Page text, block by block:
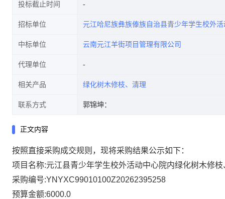
投标截止时间
招标单位 元江哈尼族彝族傣族自治县青少年学生校外
中标单位 云南元江羊街项目管理有限公司
代理单位
相关产品 绿化树木修枝、清理
联系方式 郭锦坤：
正文内容
按照直接采购成交规则，现将采购结果公示如下：
项目名称:元江县青少年学生校外活动中心院内绿化树木修枝
采购编号:YNYXC99010100Z20262395258
预算金额:6000.0